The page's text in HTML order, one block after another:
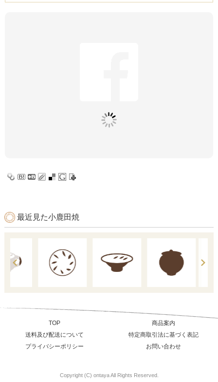
最近見た小鹿田焼
TOP
商品案内
送料及び配送について
特定商取引法に基づく表記
プライバシーポリシー
お問い合わせ
Copyright (C) ontaya All Rights Reserved.